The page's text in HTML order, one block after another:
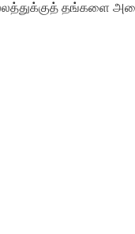
தங்களை